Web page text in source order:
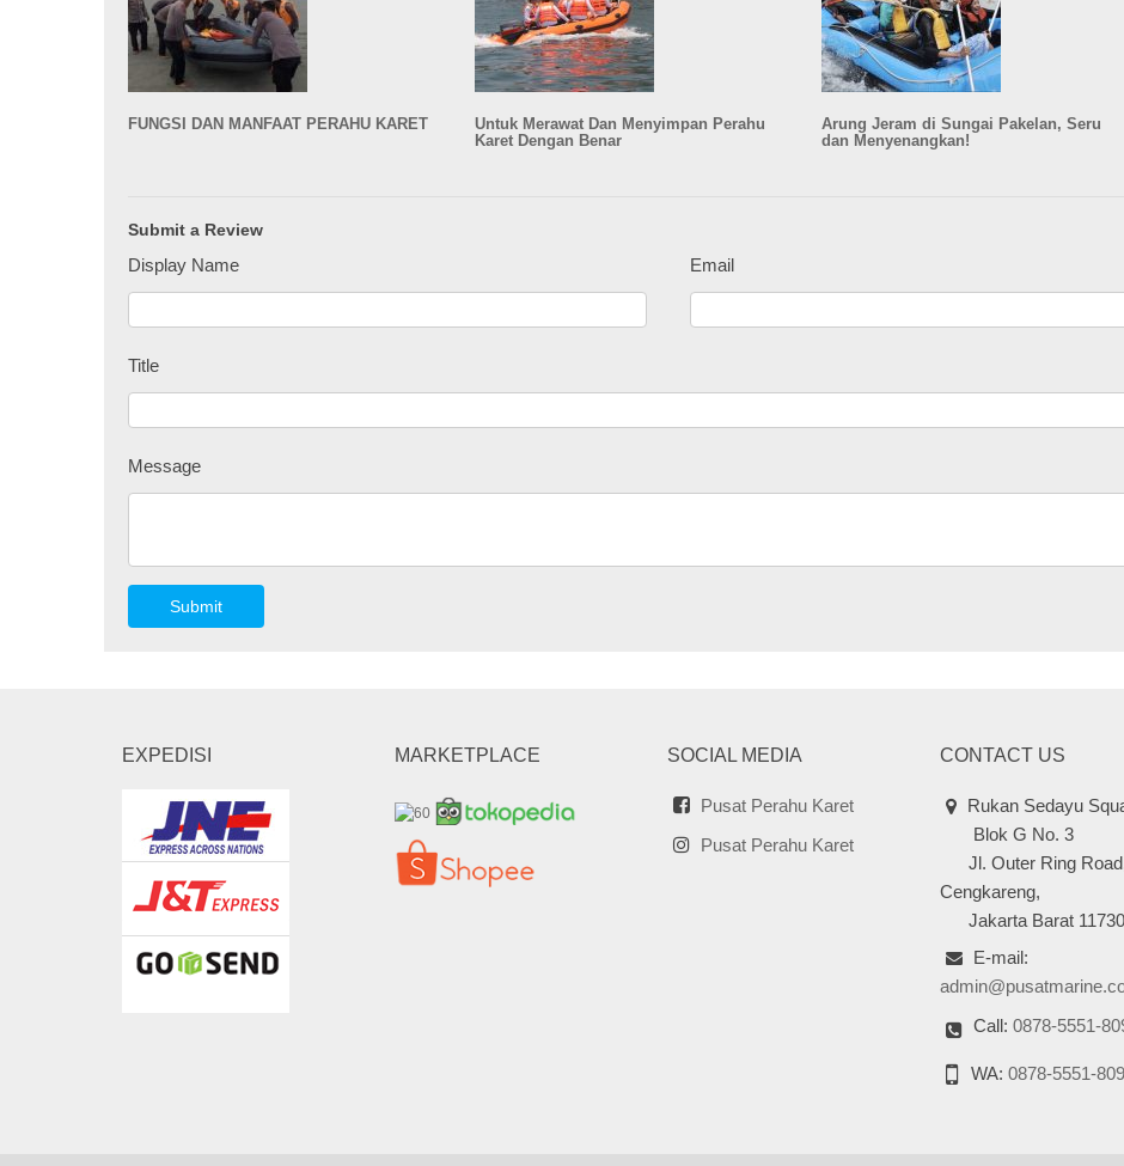
FUNGSI DAN MANFAAT PERAHU KARET
Untuk Merawat Dan Menyimpan Perahu
Karet Dengan Benar
Arung Jeram di Sungai Pakelan, Seru
dan Menyenangkan!
Submit a Review
Display Name Email
Title
Message
Submit
EXPEDISI MARKETPLACE SOCIAL MEDIA
Pusat Perahu Karet
Pusat Perahu Karet
CONTACT US
Rukan Sedayu
Blok G No. 3
Jl. Outer Ring
Cengkareng,
Jakarta Barat 11730
E-mail:
Call: 0878-5551-
WA: 0878-5551-